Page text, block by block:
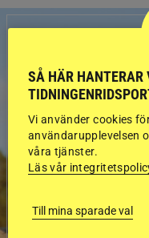
SÅ HÄR HANTERAR
Vi använder cookies
användarupplevelsen
våra tjänster.
Läs vår
Till mina sparade val